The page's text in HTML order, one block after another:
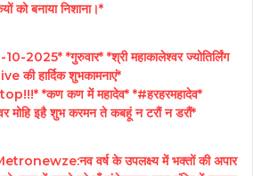
को बनाया निशाना।*
2025* *गुरुवार* *श्री महाकालेश्वर ज्योतिर्लिंग
की हार्दिक शुभकामनाएं*
*कण कण में महादेव* *#हरहरमहादेव*
मोहि इहै शुभ करमन ते कबहूं न टरौं न डरौं*
वर्ष के उपलक्ष्य में भक्तों की अपार